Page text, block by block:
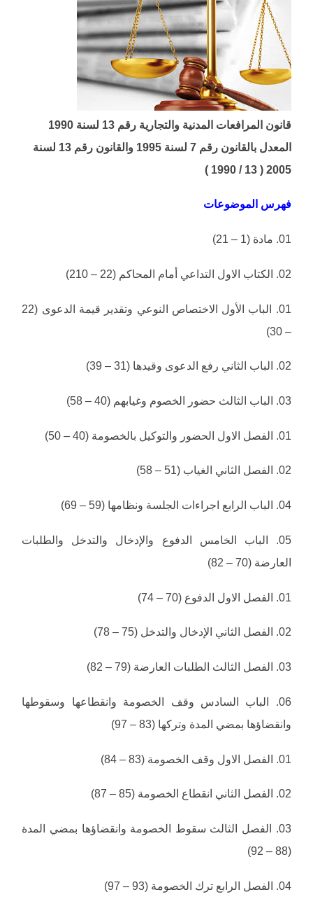
قانون المرافعات المدنية والتجارية رقم 13 لسنة 1990
المعدل بالقانون رقم 7 لسنة 1995 والقانون رقم 13 لسنة
2005 ( 13 / 1990 )
فهرس الموضوعات
01. مادة (1 – 21)
02. الكتاب الاول التداعي أمام المحاكم (22 – 210)
01. الباب الأول الاختصاص النوعي وتقدير قيمة الدعوى (22
– 30)
02. الباب الثاني رفع الدعوى وقيدها (31 – 39)
03. الباب الثالث حضور الخصوم وغيابهم (40 – 58)
01. الفصل الاول الحضور والتوكيل بالخصومة (40 – 50)
02. الفصل الثاني الغياب (51 – 58)
04. الباب الرابع اجراءات الجلسة ونظامها (59 – 69)
05. الباب الخامس الدفوع والإدخال والتدخل والطلبات
العارضة (70 – 82)
01. الفصل الاول الدفوع (70 – 74)
02. الفصل الثاني الإدخال والتدخل (75 – 78)
03. الفصل الثالث الطلبات العارضة (79 – 82)
06. الباب السادس وقف الخصومة وانقطاعها وسقوطها
وانقضاؤها بمضي المدة وتركها (83 – 97)
01. الفصل الاول وقف الخصومة (83 – 84)
02. الفصل الثاني انقطاع الخصومة (85 – 87)
03. الفصل الثالث سقوط الخصومة وانقضاؤها بمضي المدة
(88 – 92)
04. الفصل الرابع ترك الخصومة (93 – 97)